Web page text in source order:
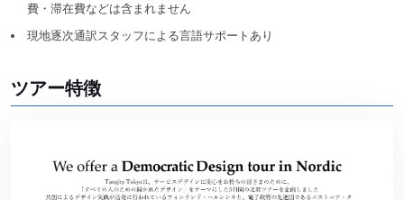
費・滞在費などは含まれません
現地逐次通訳スタッフによる言語サポートあり
ツアー特徴